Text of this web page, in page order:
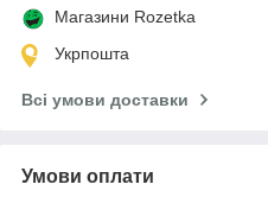
Магазини Rozetka
Укрпошта
Всі умови доставки
Умови оплати